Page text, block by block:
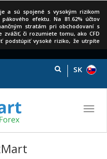
a sú spojené s vysokým rizikom
efektu. Na 81.62% účtov
stratám pri obchodovaní s
či rozumiete tomu, ako CFD
podstúpiť vysoké riziko, že utrpíte
SK